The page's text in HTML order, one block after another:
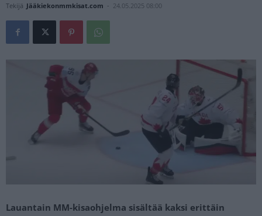
Tekijä Jääkiekonmmkisat.com - 24.05.2025 08:00
Lauantain MM-kisaohjelma sisältää kaksi erittäin